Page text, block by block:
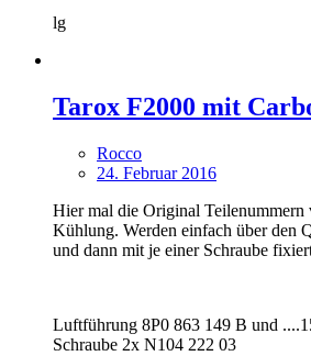
lg
Tarox F2000 mit
Rocco
24. Februar 2016
Hier mal die Original
Kühlung. Werden einfach über den
und dann mit je einer Schraube
Luftführung 8P0 863 149 B und
Schraube 2x N104 222 03